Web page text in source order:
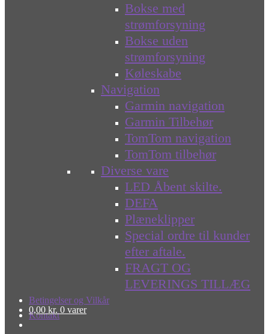
Bokse med
strømforsyning
Bokse uden
strømforsyning
Køleskabe
Navigation
Garmin navigation
Garmin Tilbehør
TomTom navigation
TomTom tilbehør
Diverse vare
LED Åbent skilte.
DEFA
Plæneklipper
Special ordre til kunder
efter aftale.
FRAGT OG
LEVERINGS TILLÆG
Betingelser og Vilkår
Kontakt
0,00 kr. 0 varer